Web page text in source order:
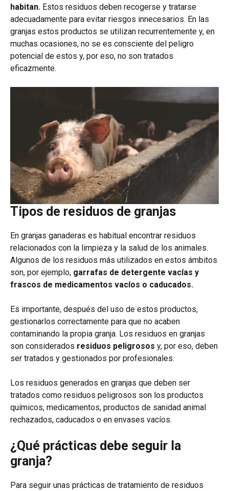
habitan. Estos residuos deben recogerse y tratarse
adecuadamente para evitar riesgos innecesarios. En las
granjas estos productos se utilizan recurrentemente y, en
muchas ocasiones, no se es consciente del peligro
potencial de estos y, por eso, no son tratados
eficazmente.
Tipos de residuos de granjas
En granjas ganaderas es habitual encontrar residuos
relacionados con la limpieza y la salud de los animales.
Algunos de los residuos más utilizados en estos ámbitos
son, por ejemplo, garrafas de detergente vacías y
frascos de medicamentos vacíos o caducados.
Es importante, después del uso de estos productos,
gestionarlos correctamente para que no acaben
contaminando la propia granja. Los residuos en granjas
son considerados residuos peligrosos y, por eso, deben
ser tratados y gestionados por profesionales.
Los residuos generados en granjas que deben ser
tratados como residuos peligrosos son los productos
químicos, medicamentos, productos de sanidad animal
rechazados, caducados o en envases vacíos.
¿Qué prácticas debe seguir la
granja?
Para seguir unas prácticas de tratamiento de residuos